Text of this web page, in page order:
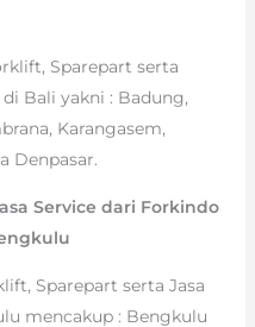
Sparepart serta
Bali yakni : Badung,
Karangasem,
Denpasar.
Service dari Forkindo
Sparepart serta Jasa
mencakup : Bengkulu